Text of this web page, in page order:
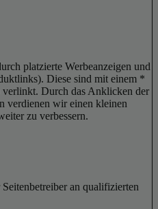
platzierte Werbeanzeigen und
Diese sind mit einem *
Durch das Anklicken der
verdienen wir einen kleinen
zu verbessern.
an qualifizierten